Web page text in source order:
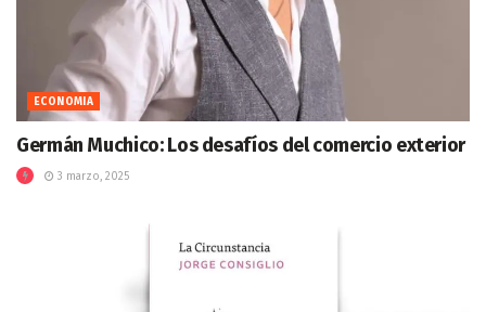
ECONOMIA
Germán Muchico: Los desafíos del comercio exterior
3 marzo, 2025